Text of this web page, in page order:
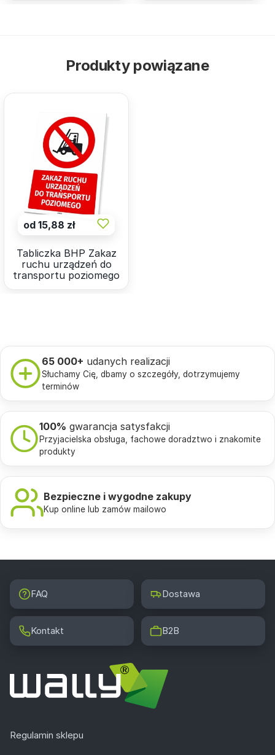
Produkty powiązane
od 15,88 zł
Tabliczka BHP Zakaz
ruchu urządzeń do
transportu poziomego
65 000+ udanych realizacji
Słuchamy Cię, dbamy o szczegóły, dotrzymujemy
terminów
100% gwarancja satysfakcji
Przyjacielska obsługa, fachowe doradztwo i znakomite
produkty
Bezpieczne i wygodne zakupy
Kup online lub zamów mailowo
FAQ Dostawa
Kontakt B2B
Regulamin sklepu